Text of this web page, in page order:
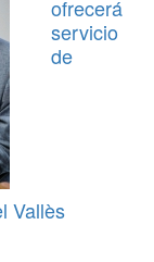
ofrecerá
servicio
de
Vallès